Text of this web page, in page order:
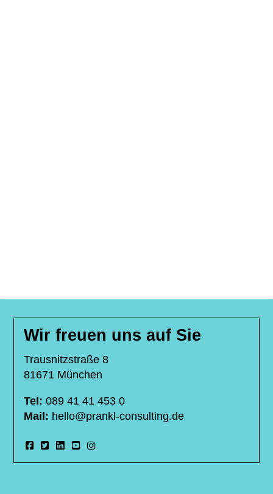
Wir freuen uns auf Sie
Trausnitzstraße 8
81671 München
Tel: 089 41 41 453 0
Mail: hello@prankl-consulting.de